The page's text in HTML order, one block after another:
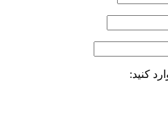
کنید: